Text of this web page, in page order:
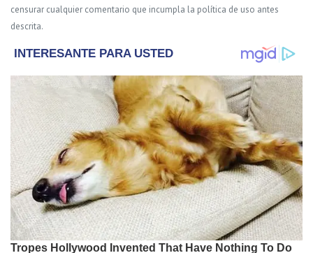
censurar cualquier comentario que incumpla la política de uso antes
descrita.